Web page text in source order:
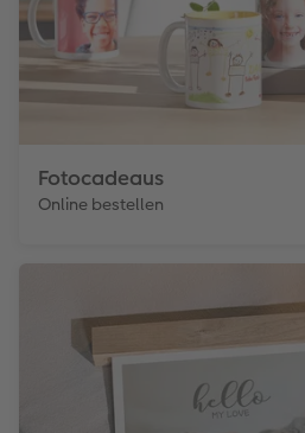
Fotocadeaus
Online bestellen